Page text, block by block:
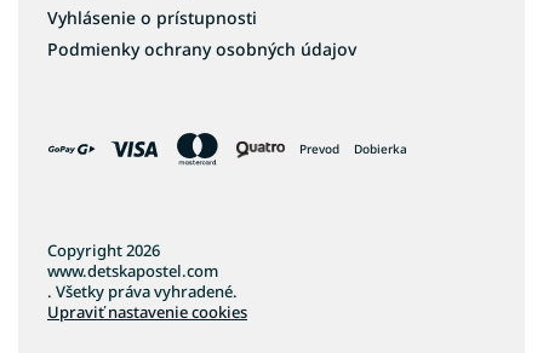
Vyhlásenie o prístupnosti
Podmienky ochrany osobných údajov
Prevod Dobierka
Copyright 2026
www.detskapostel.com
. Všetky práva vyhradené.
Upraviť nastavenie cookies